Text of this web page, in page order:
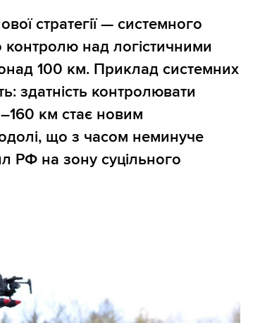
стратегії — системного
над логістичними
100 км. Приклад системних
здатність контролювати
км стає новим
що з часом неминуче
РФ на зону суцільного